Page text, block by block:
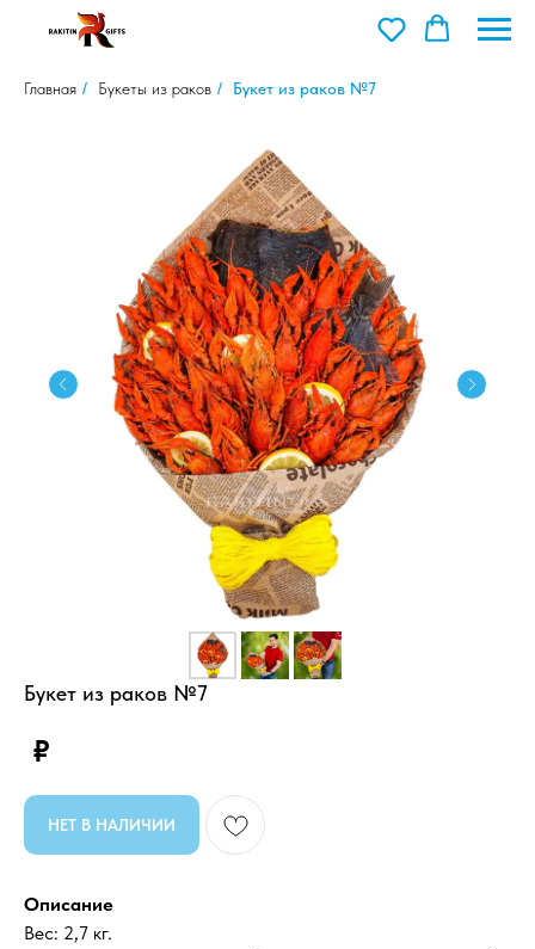
Главная / Букеты из раков / Букет из раков №7
Букет из раков №7
₽
НЕТ В НАЛИЧИИ
Описание
Вес: 2,7 кг.